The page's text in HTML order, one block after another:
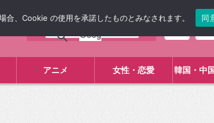
アニメ 女性・恋愛 韓国・中
、Cookie の使用を承諾したものとみなされます。 同